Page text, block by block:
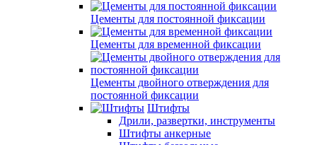
Цементы для постоянной фиксации
Цементы для временной фиксации
Цементы двойного отверждения для
постоянной фиксации
Штифты
Дрили, развертки, инструменты
Штифты анкерные